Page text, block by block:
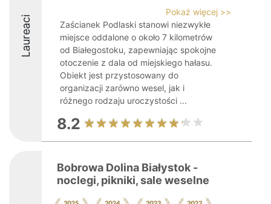
Laureaci
Pokaż więcej >>
Zaścianek Podlaski stanowi niezwykłe
miejsce oddalone o około 7 kilometrów
od Białegostoku, zapewniając spokojne
otoczenie z dala od miejskiego hałasu.
Obiekt jest przystosowany do
organizacji zarówno wesel, jak i
różnego rodzaju uroczystości ...
8.2
Bobrowa Dolina Białystok -
noclegi, pikniki, sale weselne